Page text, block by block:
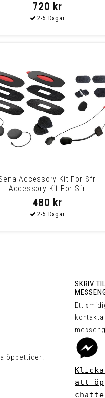
720 kr
Accessory Kit For Sfr
Accessory Kit For Sfr
480 kr
öppettider!
SKRIV
Ett
att